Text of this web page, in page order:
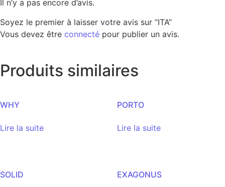
Il n’y a pas encore d’avis.
Soyez le premier à laisser votre avis sur “ITA”
Vous devez être connecté pour publier un avis.
Produits similaires
WHY
Lire la suite
PORTO
Lire la suite
SOLID EXAGONUS